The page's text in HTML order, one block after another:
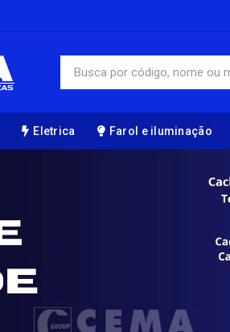
Eletrica Farol e iluminação